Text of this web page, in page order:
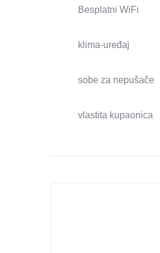
Besplatni WiFi
klima-uređaj
sobe za nepušače
vlastita kupaonica